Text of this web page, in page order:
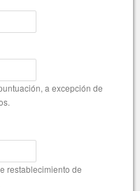
a excepción de
restablecimiento de